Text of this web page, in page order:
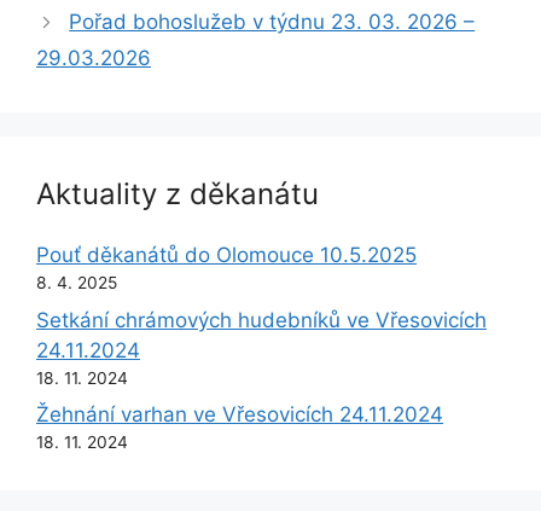
Pořad bohoslužeb v týdnu 23. 03. 2026 –
29.03.2026
Aktuality z děkanátu
Pouť děkanátů do Olomouce 10.5.2025
8. 4. 2025
Setkání chrámových hudebníků ve Vřesovicích
24.11.2024
18. 11. 2024
Žehnání varhan ve Vřesovicích 24.11.2024
18. 11. 2024